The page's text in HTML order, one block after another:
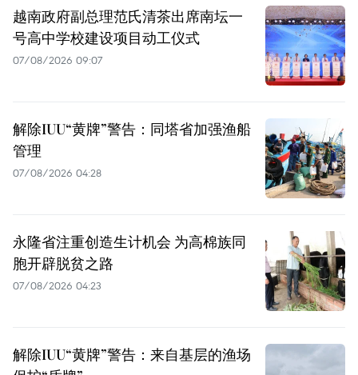
越南政府副总理范氏清茶出席南坛一
号高中学校建设项目动工仪式
07/08/2026 09:07
解除IUU“黄牌”警告：同塔省加强渔船
管理
07/08/2026 04:28
永隆省注重创造生计机会 为高棉族同
胞开辟脱贫之路
07/08/2026 04:23
解除IUU“黄牌”警告：来自基层的渔场